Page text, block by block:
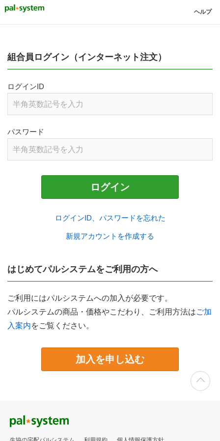
ヘルプ
組合員ログイン（インターネット注文）
ログインID
パスワード
ログイン
ログインID、パスワードを忘れた
新規アカウントを作成する
はじめてパルシステムをご利用の方へ
ご利用にはパルシステムへの加入が必要です。
パルシステムの商品・価格やこだわり、ご利用方法はご加
入案内をご覧ください。
加入を申し込む